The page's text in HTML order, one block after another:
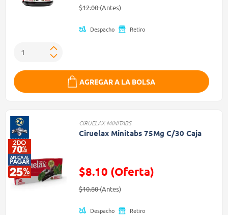
Precio reducido de
$12.00(Antes)(Oferta)
Despacho Retiro
AGREGAR A LA BOLSA
CIRUELAX MINITABS
Ciruelax Minitabs 75Mg C/30 Caja
$8.10 (Oferta)
Precio reducido de
$10.80(Antes)(Oferta)
Despacho Retiro